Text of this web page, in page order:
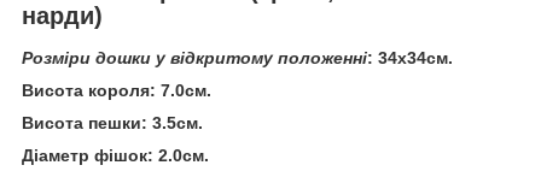
нарди)
Розміри дошки у відкритому положенні: 34х34см.
Висота короля: 7.0см.
Висота пешки: 3.5см.
Діаметр фішок: 2.0см.